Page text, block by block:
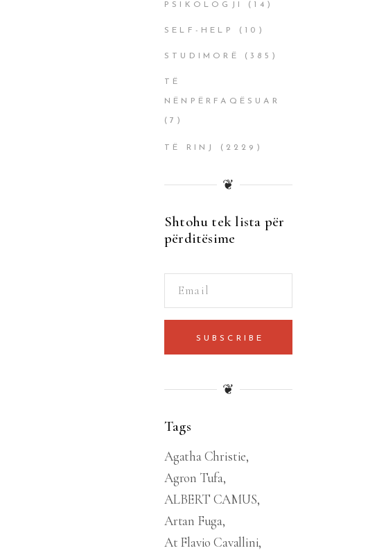
PSIKOLOGJI (14)
SELF-HELP (10)
STUDIMORË (385)
TË
NËNPËRFAQËSUAR
(7)
TË RINJ (2229)
❦
Shtohu tek lista për
përditësime
SUBSCRIBE
❦
Tags
Agatha Christie
Agron Tufa
ALBERT CAMUS
Artan Fuga
At Flavio Cavallini